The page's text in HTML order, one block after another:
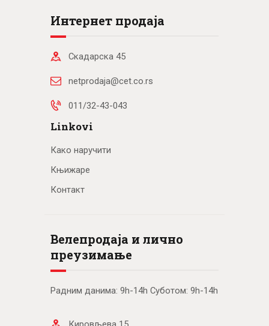
Интернет продаја
Скадарска 45
netprodaja@cet.co.rs
011/32-43-043
Linkovi
Како наручити
Књижаре
Контакт
Велепродаја и лично
преузимање
Радним данима: 9h-14h Суботом: 9h-14h